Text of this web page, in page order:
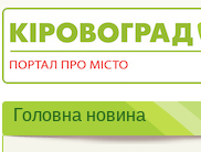
Головна новина